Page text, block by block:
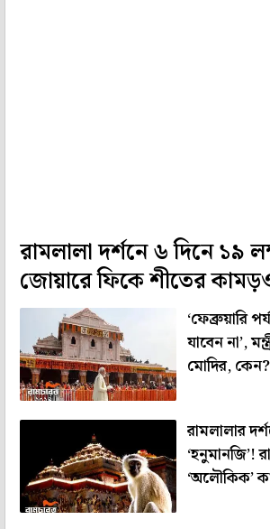
রামলালা দর্শনে ৬ দিনে ১৯
জোয়ারে ফিকে শীতের
‘ফেব্রুয়ারি
যাবেন না’,
মোদির, কেন?
রামলালার
‘হনুমানজি’!
‘অলৌকিক’